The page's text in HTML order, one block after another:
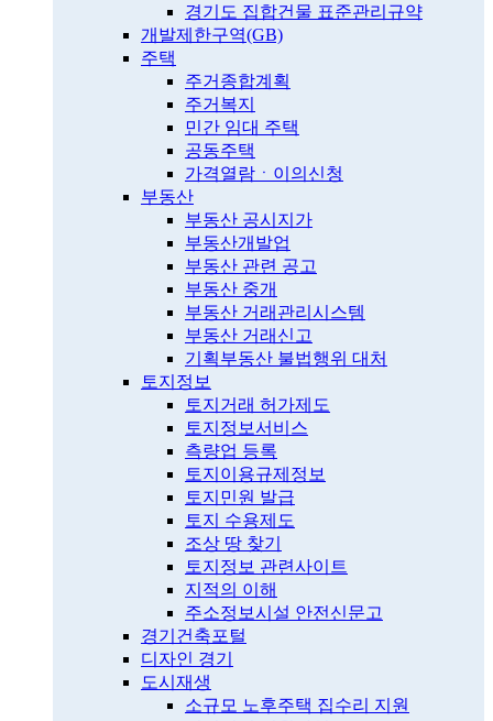
경기도 집합건물 표준관리규약
개발제한구역(GB)
주택
주거종합계획
주거복지
민간 임대 주택
공동주택
가격열람ㆍ이의신청
부동산
부동산 공시지가
부동산개발업
부동산 관련 공고
부동산 중개
부동산 거래관리시스템
부동산 거래신고
기획부동산 불법행위 대처
토지정보
토지거래 허가제도
토지정보서비스
측량업 등록
토지이용규제정보
토지민원 발급
토지 수용제도
조상 땅 찾기
토지정보 관련사이트
지적의 이해
주소정보시설 안전신문고
경기건축포털
디자인 경기
도시재생
소규모 노후주택 집수리 지원